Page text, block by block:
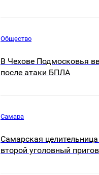
Общество
В Чехове Подмосковья
после атаки БПЛА
Самара
Самарская
второй уголовный